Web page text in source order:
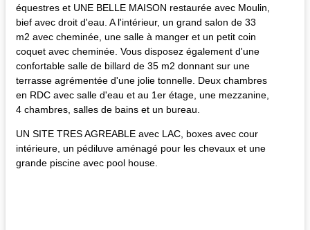
équestres et UNE BELLE MAISON restaurée avec Moulin,
bief avec droit d'eau. A l'intérieur, un grand salon de 33
m2 avec cheminée, une salle à manger et un petit coin
coquet avec cheminée. Vous disposez également d'une
confortable salle de billard de 35 m2 donnant sur une
terrasse agrémentée d'une jolie tonnelle. Deux chambres
en RDC avec salle d'eau et au 1er étage, une mezzanine,
4 chambres, salles de bains et un bureau.
UN SITE TRES AGREABLE avec LAC, boxes avec cour
intérieure, un pédiluve aménagé pour les chevaux et une
grande piscine avec pool house.